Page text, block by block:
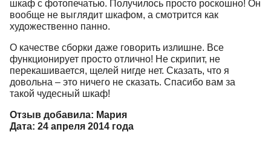
шкаф с фотопечатью. Получилось просто роскошно! Он
вообще не выглядит шкафом, а смотрится как
художественно панно.
О качестве сборки даже говорить излишне. Все
функционирует просто отлично! Не скрипит, не
перекашивается, щелей нигде нет. Сказать, что я
довольна – это ничего не сказать. Спасибо вам за
такой чудесный шкаф!
Отзыв добавила: Мария
Дата: 24 апреля 2014 года